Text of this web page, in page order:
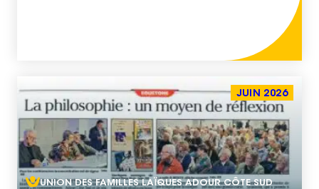
JUIN 2026
UNION DES FAMILLES LAÏQUES ADOUR CÔTE SUD